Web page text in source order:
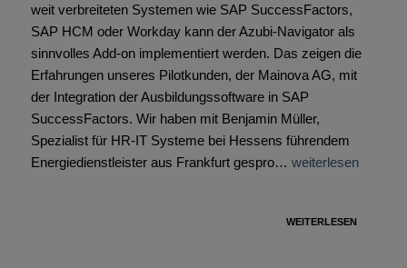
weit verbreiteten Systemen wie SAP SuccessFactors,
SAP HCM oder Workday kann der Azubi-Navigator als
sinnvolles Add-on implementiert werden. Das zeigen die
Erfahrungen unseres Pilotkunden, der Mainova AG, mit
der Integration der Ausbildungssoftware in SAP
SuccessFactors. Wir haben mit Benjamin Müller,
Spezialist für HR-IT Systeme bei Hessens führendem
Energiedienstleister aus Frankfurt gespro… weiterlesen
WEITERLESEN